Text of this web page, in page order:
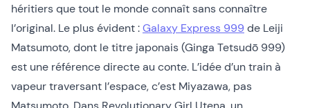
héritiers que tout le monde connaît sans connaître
l’original. Le plus évident :Galaxy Express 999de Leiji
Matsumoto, dont le titre japonais (Ginga Tetsudō 999)
est une référence directe au conte. L’idée d’un train à
vapeur traversant l’espace, c’est Miyazawa, pas